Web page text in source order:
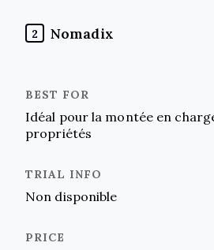
2 Nomadix
Idéal pour la montée en
propriétés
Non disponible